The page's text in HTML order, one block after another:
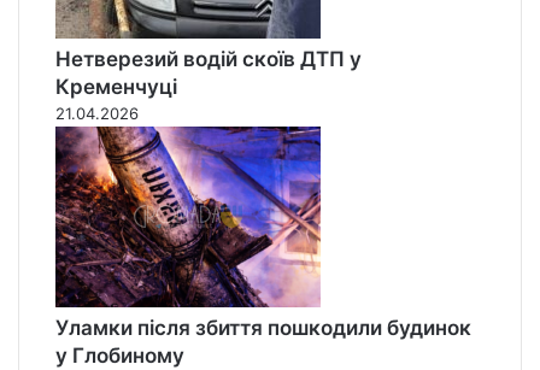
Нетверезий водій скоїв ДТП у
Кременчуці
21.04.2026
Уламки після збиття пошкодили будинок
у Глобиному